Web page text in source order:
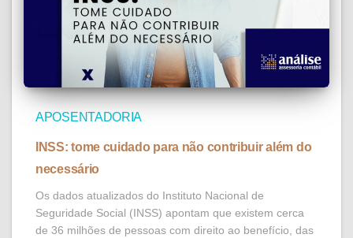
APOSENTADORIA
INSS: tome cuidado para não contribuir além do
necessário
Os dados atualizados do Instituto Nacional de
Seguridade Social (INSS) apontam que existem cerca
de 36 milhões de pessoas com direito ao benefício, das